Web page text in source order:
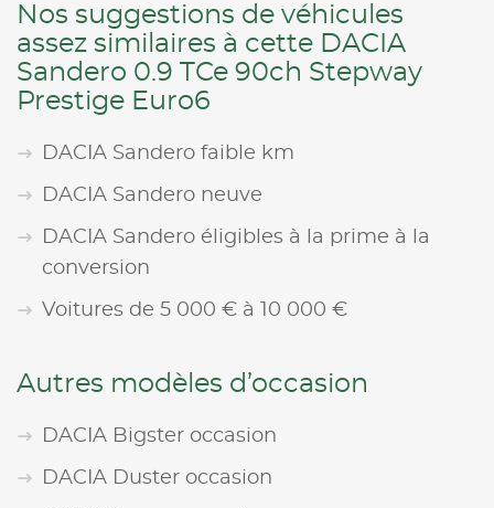
Nos suggestions de véhicules
assez similaires à cette DACIA
Sandero 0.9 TCe 90ch Stepway
Prestige Euro6
DACIA Sandero faible km
DACIA Sandero neuve
DACIA Sandero éligibles à la prime à la
conversion
Voitures de 5 000 € à 10 000 €
Autres modèles d’occasion
DACIA Bigster occasion
DACIA Duster occasion